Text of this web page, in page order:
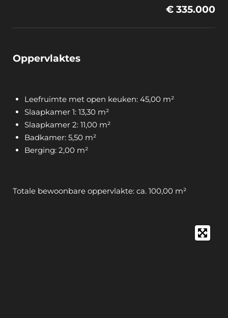
€ 335.000
Oppervlaktes
Leefruimte met open keuken: 45,00 m²
Slaapkamer 1: 13,30 m²
Slaapkamer 2: 11,00 m²
Badkamer: 5,50 m²
Berging: 2,00 m²
Totale bewoonbare oppervlakte: ca. 100,00 m²